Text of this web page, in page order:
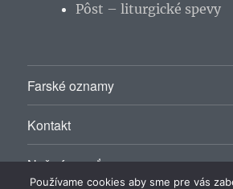
Pôst – liturgické spevy
Farské oznamy
Kontakt
Naša farnosť
Používame cookies aby sme pre vás